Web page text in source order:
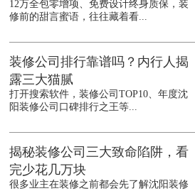
12万全包零增项、免费设计终身质保，装
修前的甜言蜜语，往往藏着看...
装修公司排行靠谱吗？内行人揭
露三大猫腻
打开搜索软件，装修公司TOP10、年度沈
阳装修公司口碑排行之王等...
揭秘装修公司三大致命陷阱，看
完少花几万块
很多业主在装修之前都会先了解沈阳装修